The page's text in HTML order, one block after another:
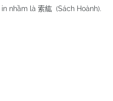
in nhầm là 索紘 (Sách Hoành).